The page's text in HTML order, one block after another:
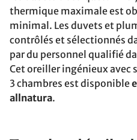
thermique maximale est
minimal. Les duvets et
contrôlés et sélectionnés
par du personnel qualifié
Cet oreiller ingénieux avec
3 chambres est disponible
allnatura.